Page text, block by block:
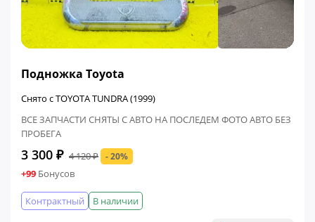
Подножка Toyota
Снято с TOYOTA TUNDRA (1999)
ВСЕ ЗАПЧАСТИ СНЯТЫ С АВТО НА ПОСЛЕДЕМ ФОТО АВТО БЕЗ
ПРОБЕГА
3 300 ₽ 4 120 ₽ - 20%
+99 Бонусов
В наличии
Контрактный